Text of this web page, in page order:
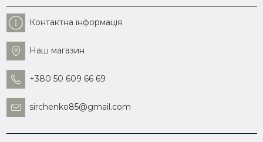
Контактна інформація
Наш магазин
+380 50 609 66 69
sirchenko85@gmail.com